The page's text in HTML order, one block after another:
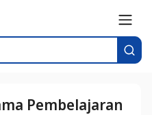
Pembelajaran